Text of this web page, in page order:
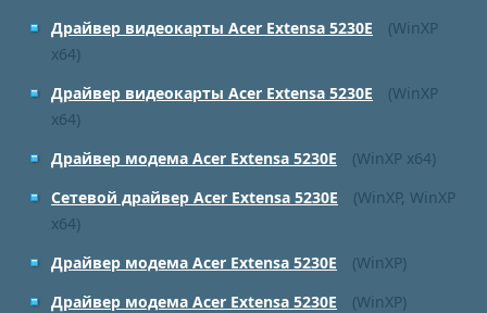
Драйвер видеокарты Acer Extensa 5230E
(WinXP
x64)
Драйвер видеокарты Acer Extensa 5230E
(WinXP
x64)
Драйвер модема Acer Extensa 5230E
(WinXP x64)
Сетевой драйвер Acer Extensa 5230E
(WinXP, WinXP
x64)
Драйвер модема Acer Extensa 5230E
(WinXP)
Драйвер модема Acer Extensa 5230E
(WinXP)